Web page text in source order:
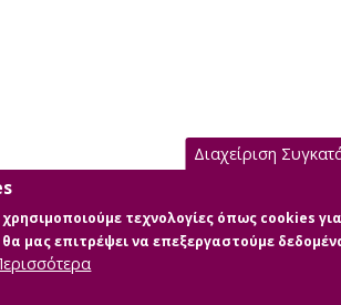
Διαχείριση
τεχνολογίες όπως cookies
θα μας επιτρέψει να επεξεργαστούμε